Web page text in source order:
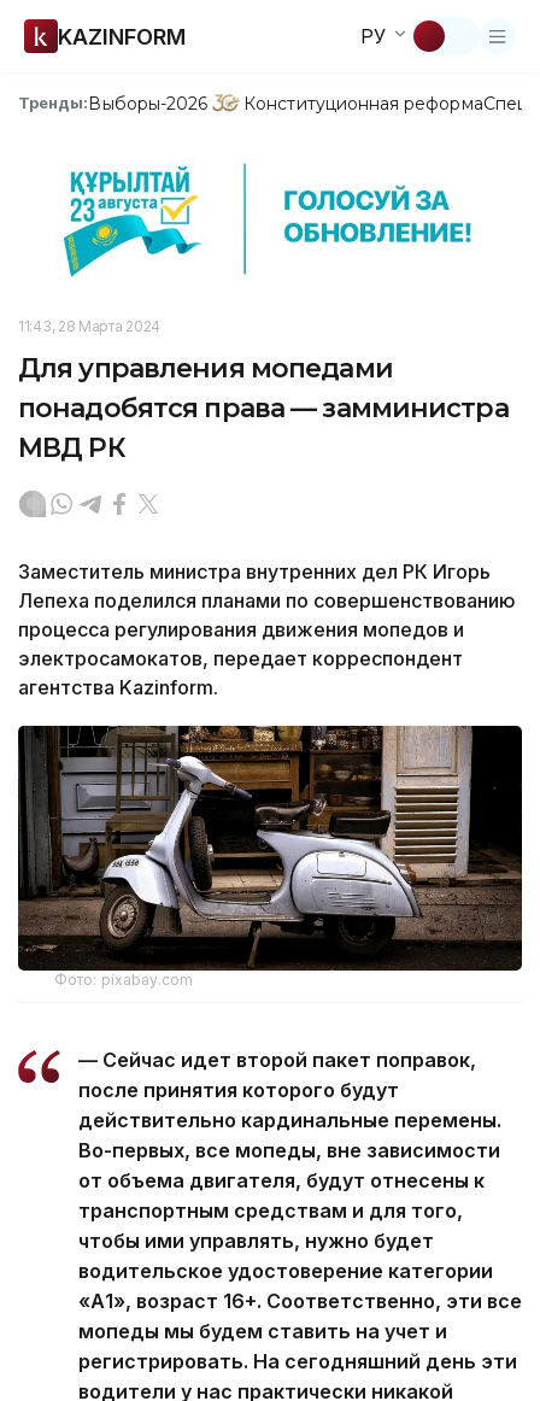
KAZINFORM РУ
Тренды:Выборы-2026 Конституционная реформа
11:43, 28 Марта 2024
Для управления мопедами
понадобятся права — замминистра
МВД РК
Заместитель министра внутренних дел РК Игорь
Лепеха поделился планами по совершенствованию
процесса регулирования движения мопедов и
электросамокатов, передает корреспондент
агентства Kazinform.
Фото: pixabay.com
— Сейчас идет второй пакет поправок,
после принятия которого будут
действительно кардинальные перемены.
Во-первых, все мопеды, вне зависимости
от объема двигателя, будут отнесены к
транспортным средствам и для того,
чтобы ими управлять, нужно будет
водительское удостоверение категории
«А1», возраст 16+. Соответственно, эти все
мопеды мы будем ставить на учет и
регистрировать. На сегодняшний день эти
водители у нас практически никакой